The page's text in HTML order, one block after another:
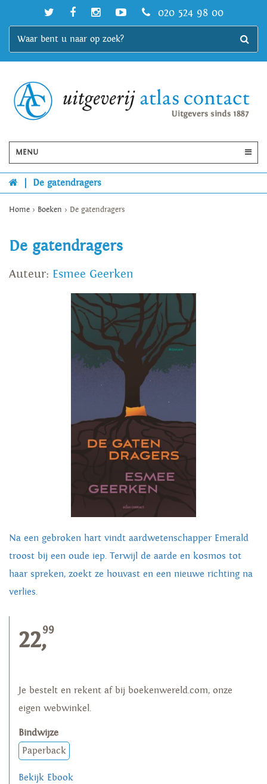
020 524 98 00
MENU
De gatendragers
Home > Boeken > De gatendragers
De gatendragers
Auteur: Esmee Geerken
Na een gebroken hart vindt aardwetenschapper Emerald
troost bij een oude iep. Terwijl de aarde en kosmos tot
haar spreken, zoekt ze houvast en een nieuwe richting na
verlies.
22,99
Je bestelt en rekent af bij boekenwereld.com, onze
eigen webwinkel.
Bindwijze
Paperback
Bekijk Ebook